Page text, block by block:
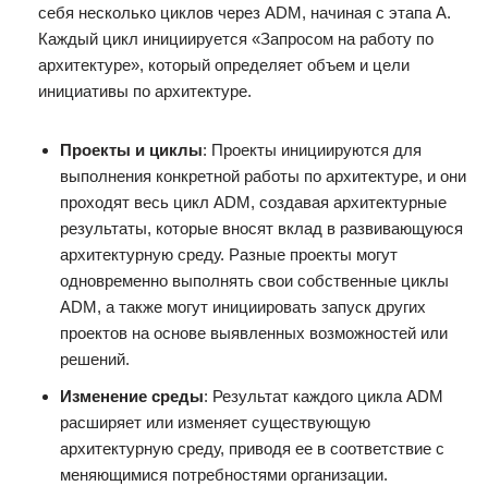
себя несколько циклов через ADM, начиная с этапа A.
Каждый цикл инициируется «Запросом на работу по
архитектуре», который определяет объем и цели
инициативы по архитектуре.
Проекты и циклы: Проекты инициируются для
выполнения конкретной работы по архитектуре, и они
проходят весь цикл ADM, создавая архитектурные
результаты, которые вносят вклад в развивающуюся
архитектурную среду. Разные проекты могут
одновременно выполнять свои собственные циклы
ADM, а также могут инициировать запуск других
проектов на основе выявленных возможностей или
решений.
Изменение среды: Результат каждого цикла ADM
расширяет или изменяет существующую
архитектурную среду, приводя ее в соответствие с
меняющимися потребностями организации.